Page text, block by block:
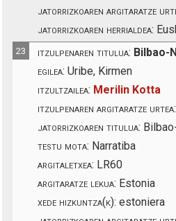
jatorrizkoaren argitaratze
jatorrizkoaren herrialdea:
23 itzulpenaren titulua: Bilbao-
egilea: Uribe, Kirmen
itzultzailea: Merilin Kotta
itzulpenaren argitaratze urtea:
jatorrizkoaren titulua:
testu mota: Narratiba
argitaletxea: LR60
argitaratze lekua: Estonia
xede hizkuntza(k): estoniera